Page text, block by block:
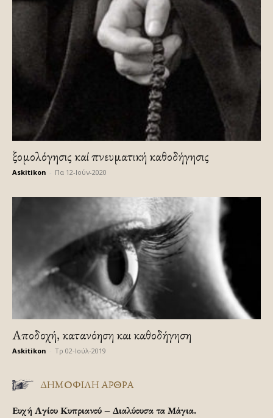
Ἐξομολόγησις καί πνευματική καθοδήγησις
Askitikon Πα 12-Ιούν-2020
Αποδοχή, κατανόηση και καθοδήγηση
Askitikon Τρ 02-Ιούλ-2019
ΔΗΜΟΦΙΛΗ ΑΡΘΡΑ
Ευχή Αγίου Κυπριανού – Διαλύουσα τα Μάγια.